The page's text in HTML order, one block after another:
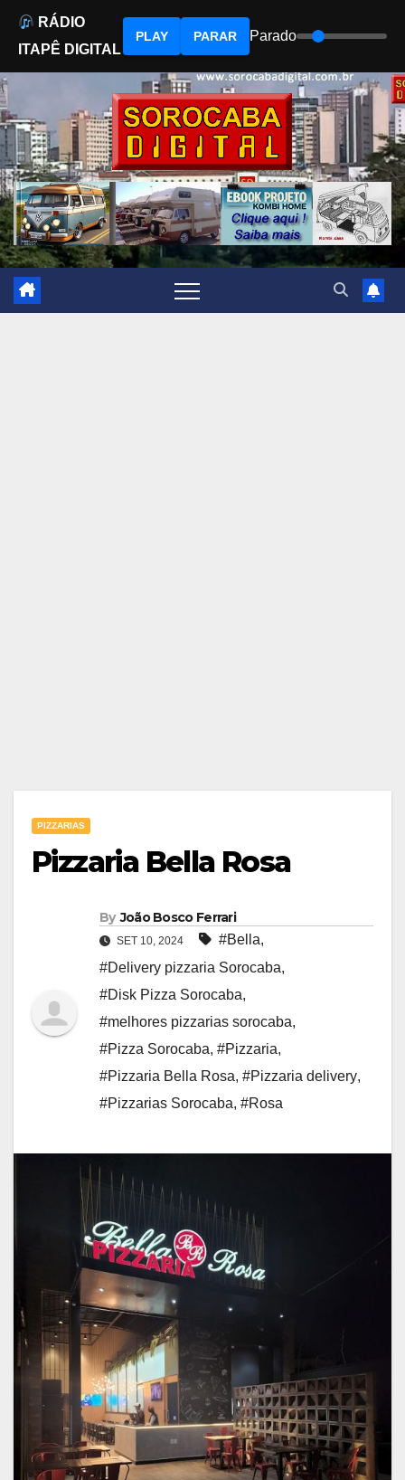
to
content
PIZZARIAS
Pizzaria Bella Rosa
By João Bosco Ferrari
SET 10, 2024 #Bella,
#Delivery pizzaria Sorocaba,
#Disk Pizza Sorocaba,
#melhores pizzarias sorocaba,
#Pizza Sorocaba, #Pizzaria,
#Pizzaria Bella Rosa, #Pizzaria delivery,
#Pizzarias Sorocaba, #Rosa
RÁDIO
ITAPÊ DIGITAL
PLAY PARAR Parado